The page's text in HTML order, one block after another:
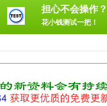
担心不会操作？
花小钱测试一把！